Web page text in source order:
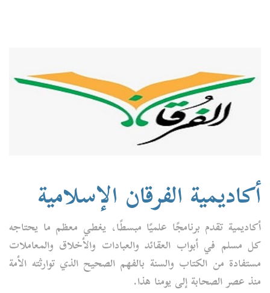
أكاديمية الفرقان الإسلامية
أكاديمية تقدم برنامجًا علميًا مبسطًا، يغطي معظم ما يحتاجه
كل مسلم في أبواب العقائد والعبادات والأخلاق والمعاملات
مستفادة من الكتاب والسنة بالفهم الصحيح الذي توارثته الأمة
منذ عصر الصحابة إلى يومنا هذا.